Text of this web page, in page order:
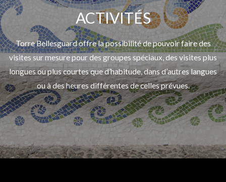
ACTIVITÉS
Torre Bellesguard offre la possibilité de pouvoir faire des
visites sur mesure pour des groupes spéciaux, des visites plus
longues ou plus courtes que d’habitude, dans d’autres langues
ou à des heures différentes de celles prévues.